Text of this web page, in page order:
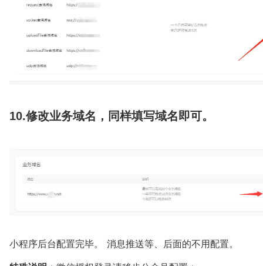
10.修改业务域名，同样填写域名即可。
小程序后台配置完毕。 消息推送等、后面的不用配置。